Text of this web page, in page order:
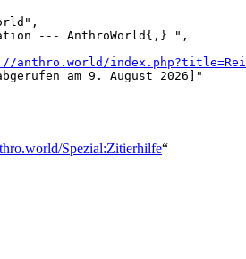
--- AnthroWorld{,} ",
anthro.world/
am 9. August 2026]"
Spezial:Zitierhilfe“